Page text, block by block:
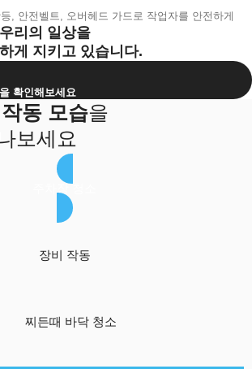
, 안전벨트, 오버헤드 가드로 작업자를 안전하게
리의 일상을
게 지키고 있습니다.
확인해보세요
동 모습을
보세요
장비 작동
찌든때 바닥 청소